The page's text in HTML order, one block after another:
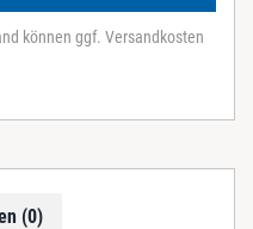
können ggf. Versandkosten
(0)